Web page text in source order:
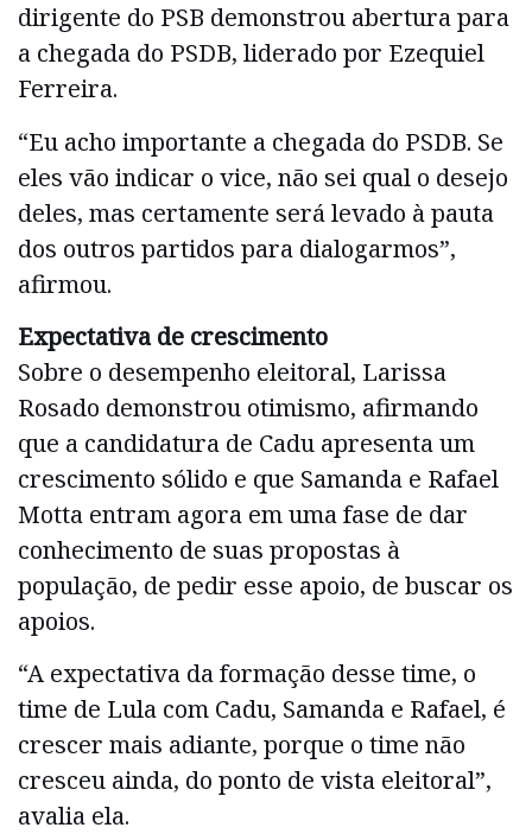
dirigente do PSB demonstrou abertura para
a chegada do PSDB, liderado por Ezequiel
Ferreira.
“Eu acho importante a chegada do PSDB. Se
eles vão indicar o vice, não sei qual o desejo
deles, mas certamente será levado à pauta
dos outros partidos para dialogarmos”,
afirmou.
Expectativa de crescimento
Sobre o desempenho eleitoral, Larissa
Rosado demonstrou otimismo, afirmando
que a candidatura de Cadu apresenta um
crescimento sólido e que Samanda e Rafael
Motta entram agora em uma fase de dar
conhecimento de suas propostas à
população, de pedir esse apoio, de buscar os
apoios.
“A expectativa da formação desse time, o
time de Lula com Cadu, Samanda e Rafael, é
crescer mais adiante, porque o time não
cresceu ainda, do ponto de vista eleitoral”,
avalia ela.